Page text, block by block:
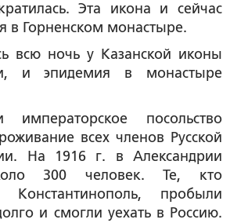
Эта икона и сейчас
в Горненском монастыре.
всю ночь у Казанской иконы
и эпидемия в монастыре
императорское посольство
всех членов Русской
На 1916 г. в Александрии
300 человек. Те, кто
Константинополь, пробыли
и смогли уехать в Россию.